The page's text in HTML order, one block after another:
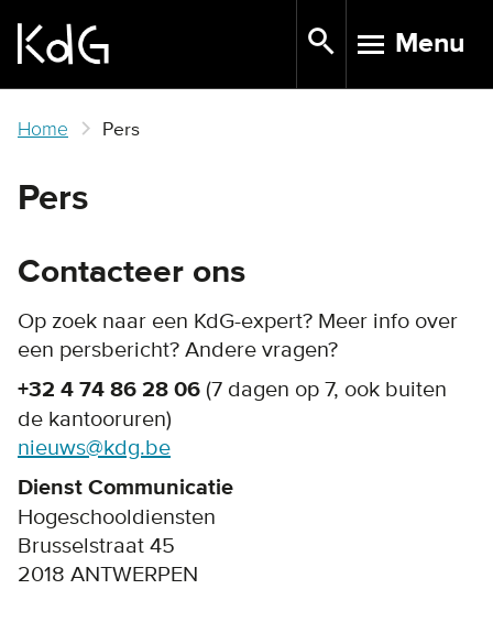
main
TOGGLE
Menu
Home Pers
Pers
Contacteer ons
Op zoek naar een KdG-expert? Meer info over
een persbericht? Andere vragen?
+32 4 74 86 28 06 (7 dagen op 7, ook buiten
de kantooruren)
nieuws@kdg.be
Dienst Communicatie
Hogeschooldiensten
Brusselstraat 45
2018 ANTWERPEN